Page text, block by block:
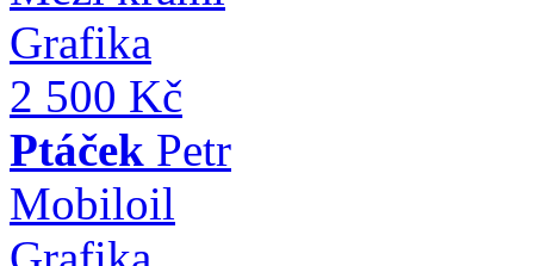
Grafika
2 500 Kč
Ptáček Petr
Mobiloil